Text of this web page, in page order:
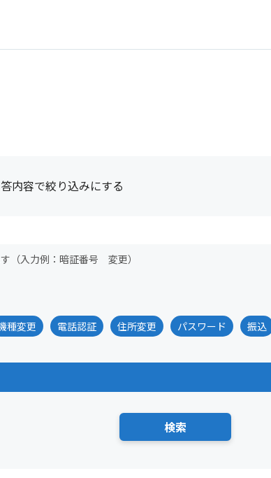
内容で絞り込みにする
（入力例：暗証番号 変更）
種変更 電話認証 住所変更 パスワード 振込